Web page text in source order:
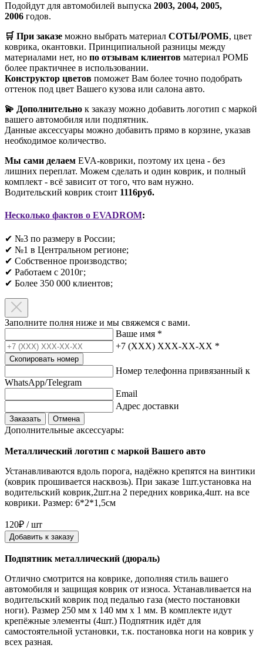
Подойдут для автомобилей выпуска 2003, 2004, 2005,
2006 годов.
🛒 При заказе можно выбрать материал СОТЫ/РОМБ, цвет
коврика, окантовки. Принципиальной разницы между
материалами нет, но по отзывам клиентов материал РОМБ
более практичнее в использовании.
Конструктор цветов поможет Вам более точно подобрать
оттенок под цвет Вашего кузова или салона авто.
💫 Дополнительно к заказу можно добавить логотип с маркой
вашего автомобиля или подпятник.
Данные аксессуары можно добавить прямо в корзине, указав
необходимое количество.
Мы сами делаем EVA-коврики, поэтому их цена - без
лишних переплат. Можем сделать и один коврик, и полный
комплект - всё зависит от того, что вам нужно.
Водительский коврик стоит 1116руб.
Несколько фактов о EVADROM:
✔ №3 по размеру в России;
✔ №1 в Центральном регионе;
✔ Собственное производство;
✔ Работаем с 2010г;
✔ Более 350 000 клиентов;​
Заполните полня ниже и мы свяжемся с вами.
Ваше имя *
+7 (XXX) XXX-XX-XX *
Скопировать номер
Номер телефонна привязанный к
WhatsApp/Telegram
Email
Адрес доставки
Заказать Отмена
Дополнительные аксессуары:
Металлический логотип с маркой Вашего авто
Устанавливаются вдоль порога, надёжно крепятся на винтики
(коврик прошивается насквозь). При заказе 1шт.установка на
водительский коврик,2шт.на 2 передних коврика,4шт. на все
коврики. Размер: 6*2*1,5см
120₽ / шт
Добавить к заказу
Подпятник металлический (дюраль)
Отлично смотрится на коврике, дополняя стиль вашего
автомобиля и защищая коврик от износа. Устанавливается на
водительский коврик под педалью газа (место постановки
ноги). Размер 250 мм x 140 мм x 1 мм. В комплекте идут
крепёжные элементы (4шт.) Подпятник идёт для
самостоятельной установки, т.к. постановка ноги на коврик у
всех разная.